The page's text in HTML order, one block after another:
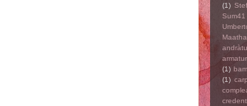
(1)
Sum41
(1)
(1)